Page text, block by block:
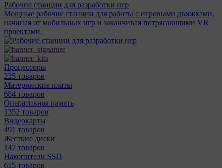
Рабочие станции для разработки игр
Мощные рабочие станции для работы с игровыми движками,
начиная от мобильных игр и заканчивая потрясающими VR
проектами.
Процессоры
225 товаров
Материнcкие платы
684 товаров
Оперативная память
1352 товаров
Видеокарты
491 товаров
Жесткие диски
147 товаров
Накопители SSD
615 товаров